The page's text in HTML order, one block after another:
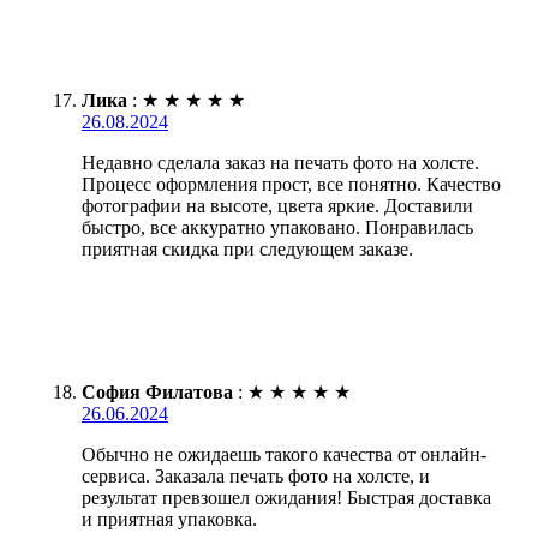
Лика : ★ ★ ★ ★ ★
26.08.2024
Недавно сделала заказ на печать фото на холсте.
Процесс оформления прост, все понятно. Качество
фотографии на высоте, цвета яркие. Доставили
быстро, все аккуратно упаковано. Понравилась
приятная скидка при следующем заказе.
София Филатова : ★ ★ ★ ★ ★
26.06.2024
Обычно не ожидаешь такого качества от онлайн-
сервиса. Заказала печать фото на холсте, и
результат превзошел ожидания! Быстрая доставка
и приятная упаковка.